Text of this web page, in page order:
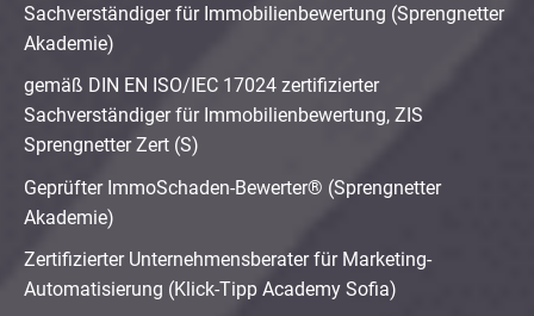
Sachverständiger für Immobilienbewertung (Sprengnetter
Akademie)
gemäß DIN EN ISO/IEC 17024 zertifizierter
Sachverständiger für Immobilienbewertung, ZIS
Sprengnetter Zert (S)
Geprüfter ImmoSchaden-Bewerter® (Sprengnetter
Akademie)
Zertifizierter Unternehmensberater für Marketing-
Automatisierung (Klick-Tipp Academy Sofia)